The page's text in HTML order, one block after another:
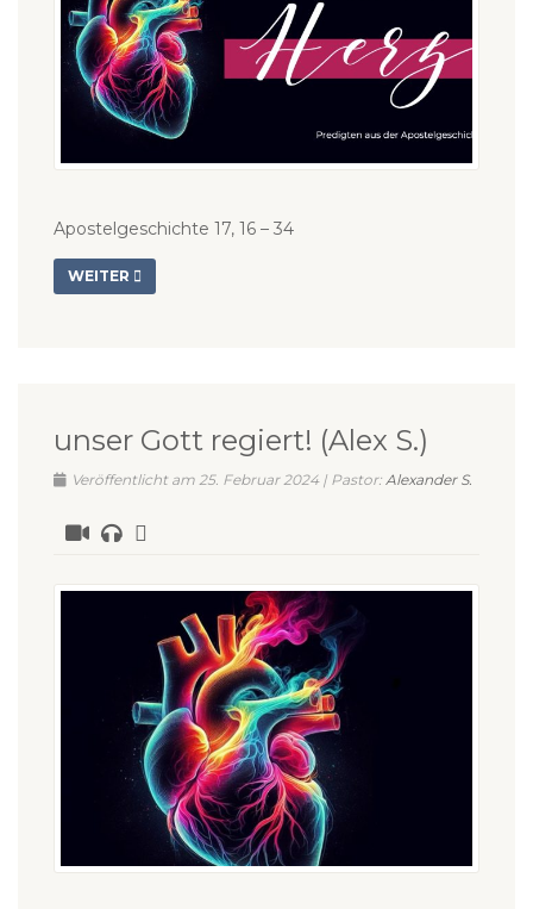
Apostelgeschichte 17, 16 – 34
WEITER
unser Gott regiert! (Alex S.)
Veröffentlicht am 25. Februar 2024 | Pastor: Alexander S.